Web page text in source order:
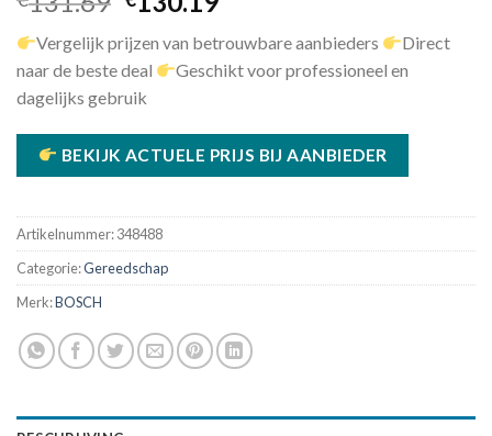
was:
€131.69.
is:
€130.19.
Vergelijk prijzen van betrouwbare aanbieders
Direct
naar de beste deal
Geschikt voor professioneel en
dagelijks gebruik
BEKIJK ACTUELE PRIJS BIJ AANBIEDER
Artikelnummer:348488
Categorie:Gereedschap
Merk:BOSCH